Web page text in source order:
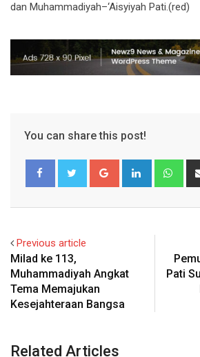
dan Muhammadiyah–‘Aisyiyah Pati.(red)
You can share this post!
Google+ LinkedIn
Previous article
Milad ke 113,
Muhammadiyah Angkat
Tema Memajukan
Kesejahteraan Bangsa
Pati
Related Articles